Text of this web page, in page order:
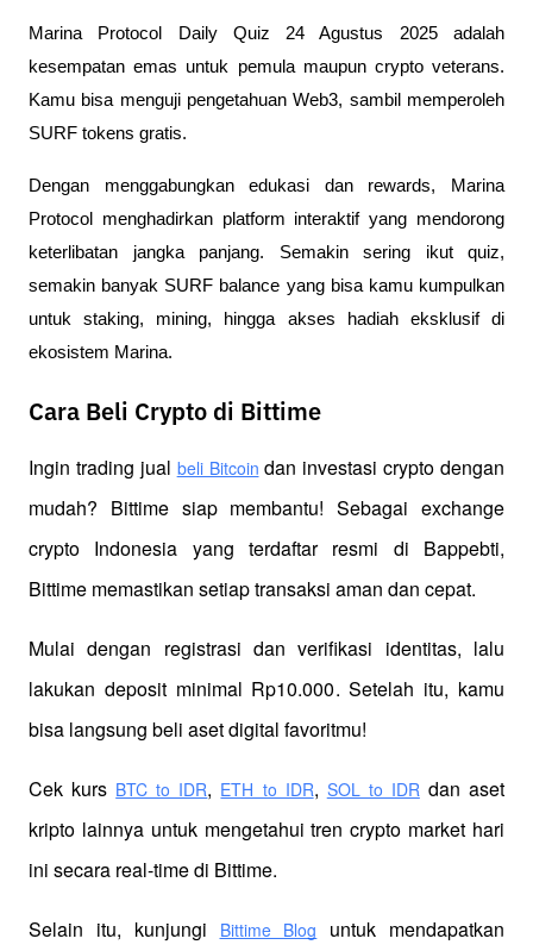
Marina Protocol Daily Quiz 24 Agustus 2025 adalah
kesempatan emas untuk pemula maupun crypto veterans.
Kamu bisa menguji pengetahuan Web3, sambil memperoleh
SURF tokens gratis.
Dengan menggabungkan edukasi dan rewards, Marina
Protocol menghadirkan platform interaktif yang mendorong
keterlibatan jangka panjang. Semakin sering ikut quiz,
semakin banyak SURF balance yang bisa kamu kumpulkan
untuk staking, mining, hingga akses hadiah eksklusif di
ekosistem Marina.
Cara Beli Crypto di Bittime
Ingin trading jual beli Bitcoin dan investasi crypto dengan
mudah? Bittime siap membantu! Sebagai exchange
crypto Indonesia yang terdaftar resmi di Bappebti,
Bittime memastikan setiap transaksi aman dan cepat.
Mulai dengan registrasi dan verifikasi identitas, lalu
lakukan deposit minimal Rp10.000. Setelah itu, kamu
bisa langsung beli aset digital favoritmu!
Cek kurs BTC to IDR, ETH to IDR, SOL to IDR dan aset
kripto lainnya untuk mengetahui tren crypto market hari
ini secara real-time di Bittime.
Selain itu, kunjungi Bittime Blog
untuk mendapatkan